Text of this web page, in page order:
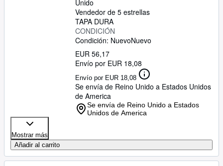
Unido
Vendedor de 5 estrellas
TAPA DURA
CONDICIÓN
Condición: NuevoNuevo
EUR 56,17
Envío por EUR 18,08
Envío por EUR 18,08
Se envía de Reino Unido a Estados Unidos
de America
Se envía de Reino Unido a Estados
Unidos de America
Mostrar más
Añadir al carrito